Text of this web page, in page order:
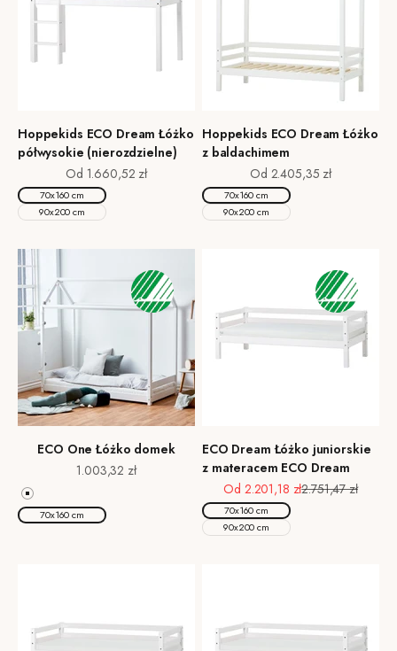
Hoppekids ECO Dream Łóżko
półwysokie (nierozdzielne)
Cena promocyjna
Od 1.660,52 zł
70x160 cm
90x200 cm
Hoppekids ECO Dream Łóżko
z baldachimem
Cena promocyjna
Od 2.405,35 zł
70x160 cm
90x200 cm
ECO One Łóżko domek
Cena promocyjna
1.003,32 zł
Biały
70x160 cm
ECO Dream Łóżko juniorskie
z materacem ECO Dream
Cena promocyjna
Od 2.201,18 złCena regularna
2.751,47 zł
70x160 cm
90x200 cm